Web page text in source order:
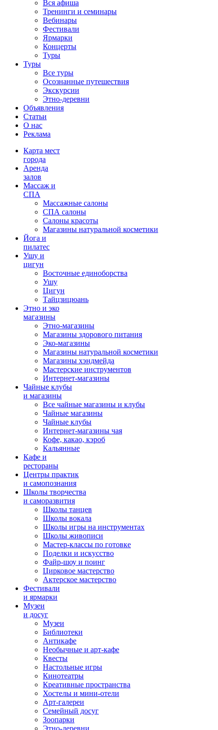
Вся афиша
Тренинги и семинары
Вебинары
Фестивали
Ярмарки
Концерты
Туры
Туры
Все туры
Осознанные путешествия
Экскурсии
Этно-деревни
Объявления
Статьи
О нас
Реклама
Карта мест
города
Аренда
залов
Массаж и
СПА
Массажные салоны
СПА салоны
Салоны красоты
Магазины натуральной косметики
Йога и
пилатес
Ушу и
цигун
Восточные единоборства
Ушу
Цигун
Тайцзицюань
Этно и эко
магазины
Этно-магазины
Магазины здорового питания
Эко-магазины
Магазины натуральной косметики
Магазины хэндмейда
Мастерские инструментов
Интернет-магазины
Чайные клубы
и магазины
Все чайные магазины и клубы
Чайные магазины
Чайные клубы
Интернет-магазины чая
Кофе, какао, кэроб
Кальянные
Кафе и
рестораны
Центры практик
и самопознания
Школы творчества
и саморазвития
Школы танцев
Школы вокала
Школы игры на инструментах
Школы живописи
Мастер-классы по готовке
Поделки и искусство
Файр-шоу и поинг
Цирковое мастерство
Актерское мастерство
Фестивали
и ярмарки
Музеи
и досуг
Музеи
Библиотеки
Антикафе
Необычные и арт-кафе
Квесты
Настольные игры
Кинотеатры
Креативные пространства
Хостелы и мини-отели
Арт-галереи
Семейный досуг
Зоопарки
Этно-деревни